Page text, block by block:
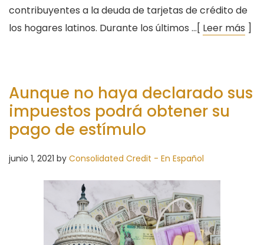
contribuyentes a la deuda de tarjetas de crédito de
los hogares latinos. Durante los últimos …[ Leer más ]
Aunque no haya declarado sus
impuestos podrá obtener su
pago de estímulo
junio 1, 2021 by Consolidated Credit - En Español